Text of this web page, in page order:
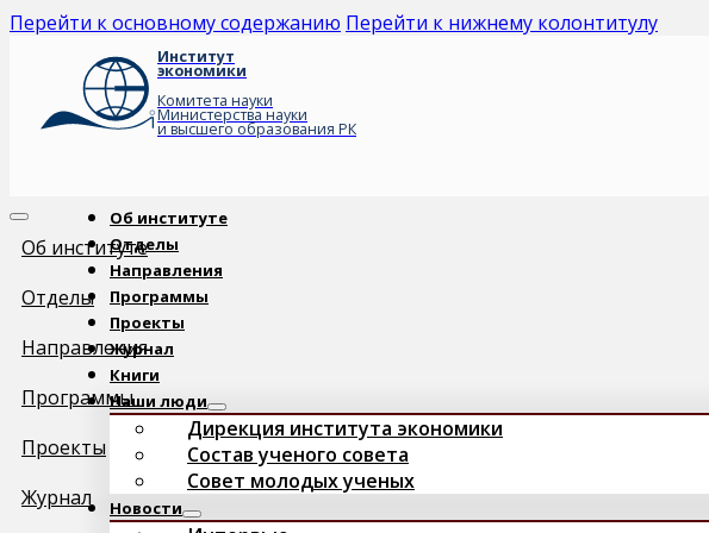
Перейти к основному содержанию Перейти к нижнему колонтитулу
Институт
экономики
Комитета науки
Министерства науки
и высшего образования РК
Об институте
Отделы
Направления
Программы
Проекты
Журнал
Книги
Наши люди
Дирекция института экономики
Состав ученого совета
Совет молодых ученых
Новости
Об институте
Отделы
Направления
Программы
Проекты
Журнал